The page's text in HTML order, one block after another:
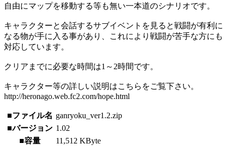
自由にマップを移動する等も無い一本道のシナリオです。
キャラクターと会話するサブイベントを見ると戦闘が有利に
なる物が手に入る事があり、これにより戦闘が苦手な方にも
対応しています。
クリアまでに必要な時間は1～2時間です。
キャラクター等の詳しい説明はこちらをご覧下さい。
http://heronago.web.fc2.com/hope.html
■ファイル名 ganryoku_ver1.2.zip
■バージョン 1.02
■容量
11,512 KByte